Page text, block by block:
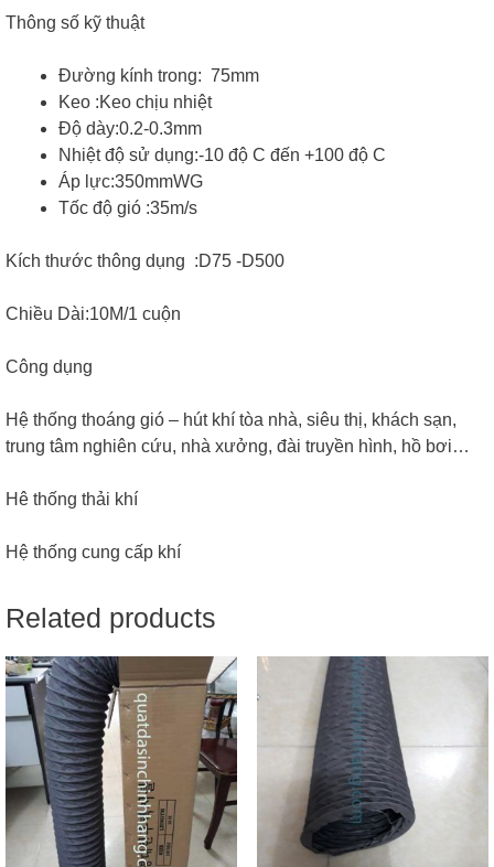
Thông số kỹ thuật
Đường kính trong: 75mm
Keo :Keo chịu nhiệt
Độ dày:0.2-0.3mm
Nhiệt độ sử dụng:-10 độ C đến +100 độ C
Áp lực:350mmWG
Tốc độ gió :35m/s
Kích thước thông dụng :D75 -D500
Chiều Dài:10M/1 cuộn
Công dụng
Hệ thống thoáng gió – hút khí tòa nhà, siêu thị, khách sạn,
trung tâm nghiên cứu, nhà xưởng, đài truyền hình, hồ bơi…
Hê thống thải khí
Hệ thống cung cấp khí
Related products